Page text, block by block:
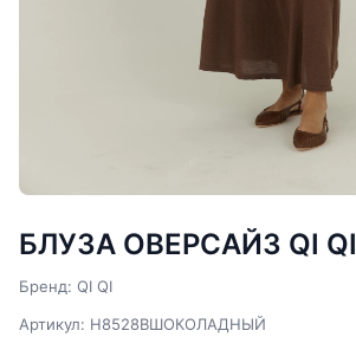
БЛУЗА ОВЕРСАЙЗ QI QI
Бренд: QI QI
Артикул: H8528BШОКОЛАДНЫЙ